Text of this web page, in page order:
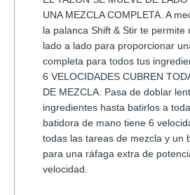
UNA MEZCLA COMPLETA. A
la palanca Shift & Stir te permite
lado a lado para proporcionar
completa para todos tus
6 VELOCIDADES CUBREN
DE MEZCLA. Pasa de doblar
ingredientes hasta batirlos a
batidora de mano tiene 6
todas las tareas de mezcla y un
para una ráfaga extra de
velocidad.